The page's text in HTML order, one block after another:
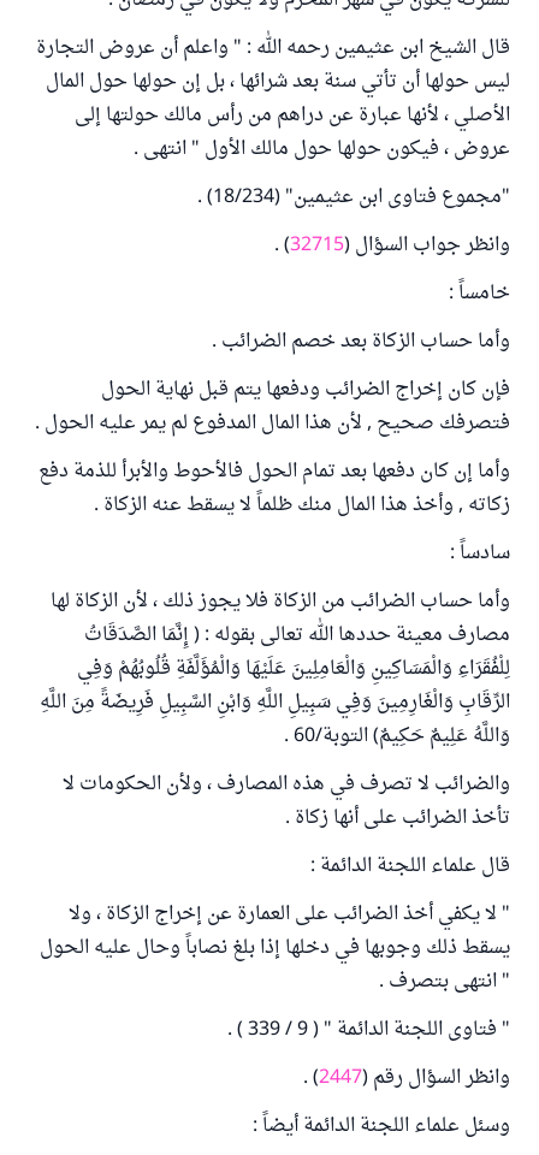
قال الشيخ ابن عثيمين رحمه الله : " واعلم أن عروض التجارة
ليس حولها أن تأتي سنة بعد شرائها ، بل إن حولها حول المال
الأصلي ، لأنها عبارة عن دراهم من رأس مالك حولتها إلى
عروض ، فيكون حولها حول مالك الأول " انتهى .
"مجموع فتاوى ابن عثيمين" (18/234) .
وانظر جواب السؤال (32715
) .
خامساً :
وأما حساب الزكاة بعد خصم الضرائب .
فإن كان إخراج الضرائب ودفعها يتم قبل نهاية الحول
فتصرفك صحيح , لأن هذا المال المدفوع لم يمر عليه الحول .
وأما إن كان دفعها بعد تمام الحول فالأحوط والأبرأ للذمة دفع
زكاته , وأخذ هذا المال منك ظلماً لا يسقط عنه الزكاة .
سادساً :
وأما حساب الضرائب من الزكاة فلا يجوز ذلك ، لأن الزكاة لها
مصارف معينة حددها الله تعالى بقوله : ( إِنَّمَا الصَّدَقَاتُ
لِلْفُقَرَاءِ وَالْمَسَاكِينِ وَالْعَامِلِينَ عَلَيْهَا وَالْمُؤَلَّفَةِ قُلُوبُهُمْ وَفِي
الرِّقَابِ وَالْغَارِمِينَ وَفِي سَبِيلِ اللَّهِ وَابْنِ السَّبِيلِ فَرِيضَةً مِنَ اللَّهِ
وَاللَّهُ عَلِيمٌ حَكِيمٌ) التوبة/60 .
والضرائب لا تصرف في هذه المصارف ، ولأن الحكومات لا
تأخذ الضرائب على أنها زكاة .
قال علماء اللجنة الدائمة :
" لا يكفي أخذ الضرائب على العمارة عن إخراج الزكاة ، ولا
يسقط ذلك وجوبها في دخلها إذا بلغ نصاباً وحال عليه الحول
" انتهى بتصرف .
" فتاوى اللجنة الدائمة " ( 9 / 339 ) .
وانظر السؤال رقم (2447
) .
وسئل علماء اللجنة الدائمة أيضاً :